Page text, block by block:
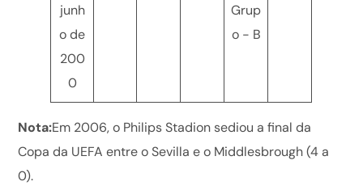
junh
o de
200
0
Grup
o - B
Nota:Em 2006, o Philips Stadion sediou a final da
Copa da UEFA entre o Sevilla e o Middlesbrough (4 a
0).